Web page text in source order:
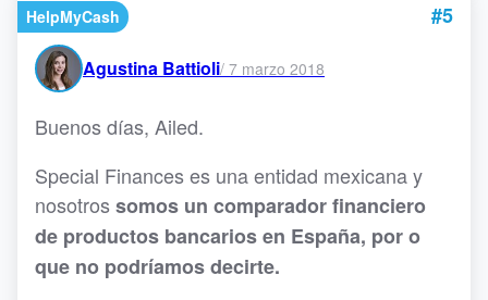
HelpMyCash #5
Agustina Battioli/ 7 marzo 2018
Buenos días, Ailed.
Special Finances es una entidad mexicana y
nosotros somos un comparador financiero
de productos bancarios en España, por o
que no podríamos decirte.